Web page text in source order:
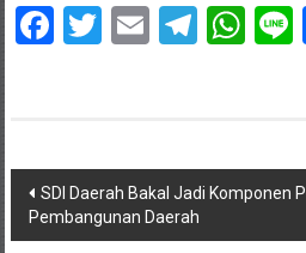
Facebook
Twitter
Email
Navigasi
pos
SDI Daerah Bakal Jadi Komponen
Pembangunan Daerah